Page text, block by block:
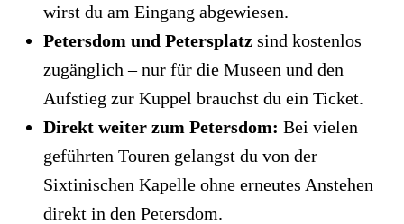
wirst du am Eingang abgewiesen.
Petersdom und Petersplatz sind kostenlos
zugänglich – nur für die Museen und den
Aufstieg zur Kuppel brauchst du ein Ticket.
Direkt weiter zum Petersdom: Bei vielen
geführten Touren gelangst du von der
Sixtinischen Kapelle ohne erneutes Anstehen
direkt in den Petersdom.